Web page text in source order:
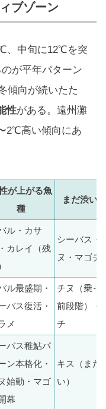
ブゾーン
、中旬に12℃を突
が平年パターン
傾向が続いたた
性がある。遠州灘
2℃高い傾向にあ
が上がる魚
種
まだ渋い
ル・カサ
カレイ（残
シーバス・
ヌ・マゴチ
ル最盛期・
バス復活・
メ
チヌ（乗っ
前段階）・
チ
バス稚鮎パ
ン本格化・
始動・マゴ
幕
キス（まだ
い）